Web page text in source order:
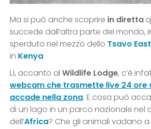
Ma si può anche scoprire in diretta
succede dall’altra parte del mondo,
sperduto nel mezzo dello Tsavo
in Kenya.
Lì, accanto al Wildlife Lodge, c’è
webcam che trasmette live 24 ore
accade nella zona. E cosa può
di un lago in un parco nazionale nel
dell’Africa? Che gli animali vadano a